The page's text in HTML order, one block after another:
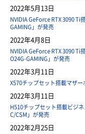
2022年5月13日
NVIDIA GeForce RTX 3090 Ti
GAMING」が発売
2022年4月8日
NVIDIA GeForce RTX 3090 Ti
O24G-GAMING」が発売
2022年3月11日
X570チップセット搭載マザー
2022年3月11日
H510チップセット搭載ビジ
C/CSM」が発売
2022年2月25日